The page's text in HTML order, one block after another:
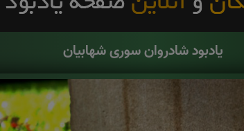
یادبود شادروان سوری شهابیان